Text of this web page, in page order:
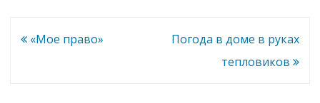
Навигация
«Мое право»
Погода в доме в руках
тепловиков